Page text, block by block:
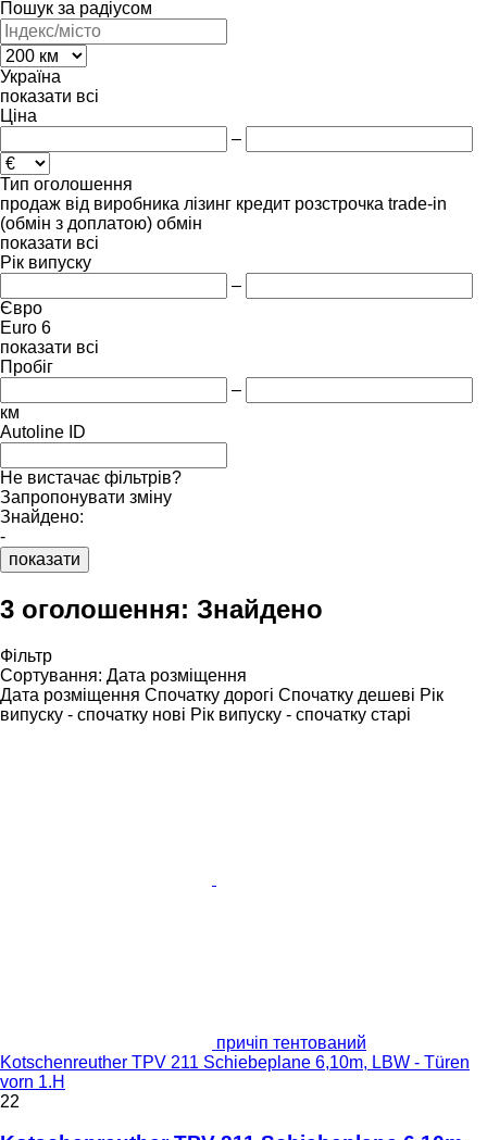
Пошук за радіусом
Україна
показати всі
Ціна
–
Тип оголошення
продаж від виробника лізинг кредит розстрочка trade-in
(обмін з доплатою) обмін
показати всі
Рік випуску
–
Євро
Euro 6
показати всі
Пробіг
–
км
Autoline ID
Не вистачає фільтрів?
Запропонувати зміну
Знайдено:
-
показати
3 оголошення: Знайдено
Фільтр
Сортування: Дата розміщення
Дата розміщення Спочатку дорогі Спочатку дешеві Рік
випуску - спочатку нові Рік випуску - спочатку старі
причіп тентований
Kotschenreuther TPV 211 Schiebeplane 6,10m, LBW - Türen
vorn 1.H
22